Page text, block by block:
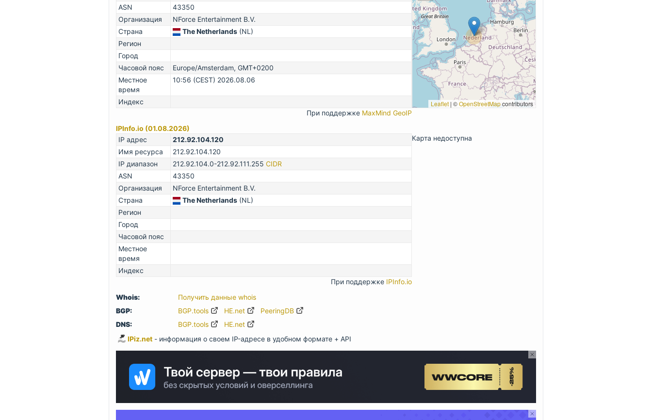
ASN
43350
Организация
NForce Entertainment B.V.
Страна
The Netherlands (NL)
Регион
Город
Часовой пояс
Europe/Amsterdam, GMT+0200
Местное
время
10:56 (CEST) 2026.08.06
Индекс
При поддержке MaxMind GeoIP
Leaflet | ©OpenStreetMapcontributors
IPInfo.io (01.08.2026)
IP адрес
212.92.104.120
Имя ресурса
212.92.104.120
IP диапазон
212.92.104.0-212.92.111.255 CIDR
ASN
43350
Организация
NForce Entertainment B.V.
Страна
The Netherlands (NL)
Регион
Город
Часовой пояс
Местное
время
Индекс
При поддержке IPInfo.io
Карта недоступна
Whois:
Получить данные whois
BGP:
BGP.tools HE.net
PeeringDB
DNS:
BGP.tools
HE.net
IPiz.net - информация о своем IP-адресе в удобном формате + API